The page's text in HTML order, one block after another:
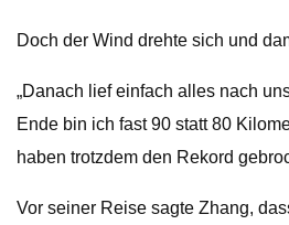
Doch der Wind drehte sich und
„Danach lief einfach alles nach
Ende bin ich fast 90 statt 80
haben trotzdem den Rekord
Vor seiner Reise sagte Zhang,